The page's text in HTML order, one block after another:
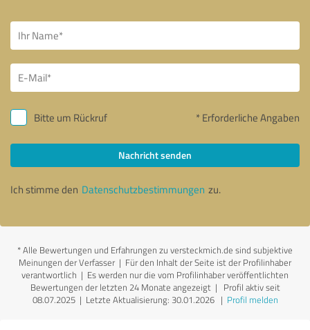
Bitte um Rückruf * Erforderliche Angaben
Nachricht senden
Ich stimme den Datenschutzbestimmungen zu.
*Alle Bewertungen und Erfahrungen zu versteckmich.de sind subjektive
Meinungen der Verfasser | Für den Inhalt der Seite ist der Profilinhaber
verantwortlich | Es werden nur die vom Profilinhaber veröffentlichten
Bewertungen der letzten 24 Monate angezeigt | Profil aktiv seit
08.07.2025 | Letzte Aktualisierung: 30.01.2026| Profil melden